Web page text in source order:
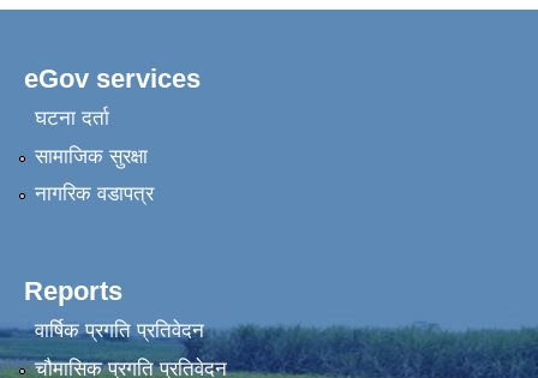
eGov services
घटना दर्ता
सामाजिक सुरक्षा
नागरिक वडापत्र
Reports
वार्षिक प्रगति प्रतिवेदन
चौमासिक प्रगति प्रतिवेदन